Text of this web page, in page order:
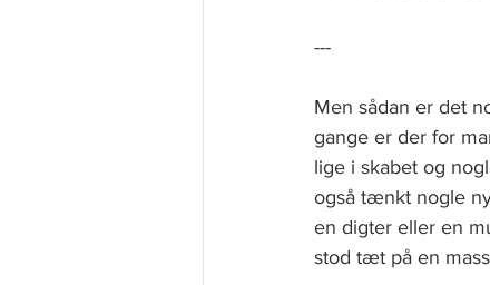
---
Men sådan er det
gange er der for
lige i skabet og
også tænkt nogle
en digter eller en
stod tæt på en